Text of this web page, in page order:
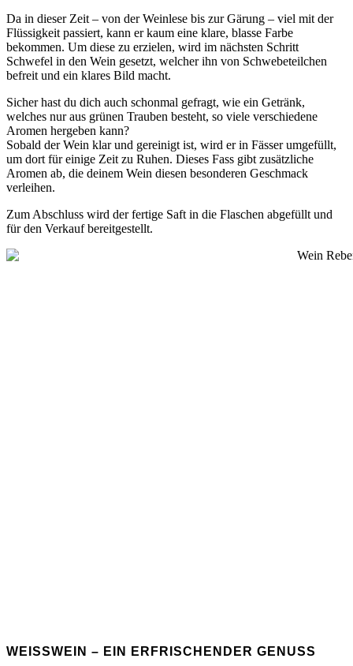
Da in dieser Zeit – von der Weinlese bis zur Gärung – viel mit der
Flüssigkeit passiert, kann er kaum eine klare, blasse Farbe
bekommen. Um diese zu erzielen, wird im nächsten Schritt
Schwefel in den Wein gesetzt, welcher ihn von Schwebeteilchen
befreit und ein klares Bild macht.
Sicher hast du dich auch schonmal gefragt, wie ein Getränk,
welches nur aus grünen Trauben besteht, so viele verschiedene
Aromen hergeben kann?
Sobald der Wein klar und gereinigt ist, wird er in Fässer umgefüllt,
um dort für einige Zeit zu Ruhen. Dieses Fass gibt zusätzliche
Aromen ab, die deinem Wein diesen besonderen Geschmack
verleihen.
Zum Abschluss wird der fertige Saft in die Flaschen abgefüllt und
für den Verkauf bereitgestellt.
WEISSWEIN – EIN ERFRISCHENDER GENUSS